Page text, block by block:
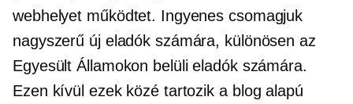
webhelyet működtet. Ingyenes csomagjuk
nagyszerű új eladók számára, különösen az
Egyesült Államokon belüli eladók számára.
Ezen kívül ezek közé tartozik a blog alapú